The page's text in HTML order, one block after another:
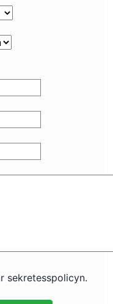
sekretesspolicyn.